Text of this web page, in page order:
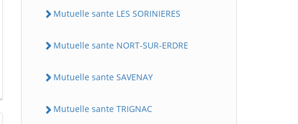
Mutuelle sante LES SORINIERES
Mutuelle sante NORT-SUR-ERDRE
Mutuelle sante SAVENAY
Mutuelle sante TRIGNAC